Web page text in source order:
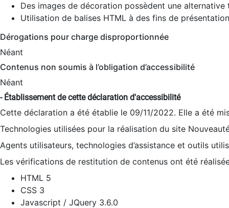
Des images de décoration possèdent une alternative
Utilisation de balises HTML à des fins de
Dérogations pour charge disproportionnée
Néant
Contenus non soumis à l’obligation d’accessibilité
Néant
- Établissement de cette déclaration d'accessibilité
Cette déclaration a été établie le 09/11/2022. Elle a été
Technologies utilisées pour la réalisation du site
Agents utilisateurs, technologies d’assistance et outils
Les vérifications de restitution de contenus ont été
HTML 5
CSS 3
Javascript / JQuery 3.6.0